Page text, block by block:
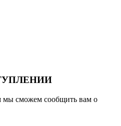
мы сможем сообщить вам о